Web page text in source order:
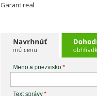
Garant real
Meno a priezvisko *
Text správy *